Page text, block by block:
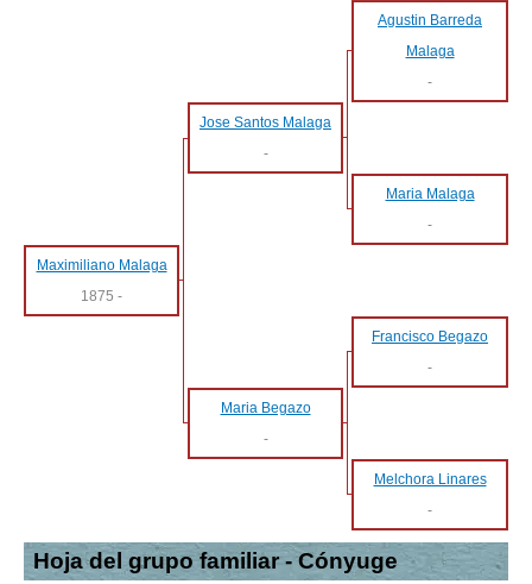
Agustin Barreda
Malaga
-
Jose Santos Malaga
-
Maria Malaga
-
Maximiliano Malaga
1875 -
Francisco Begazo
-
Maria Begazo
-
Melchora Linares
-
Hoja del grupo familiar - Cónyuge